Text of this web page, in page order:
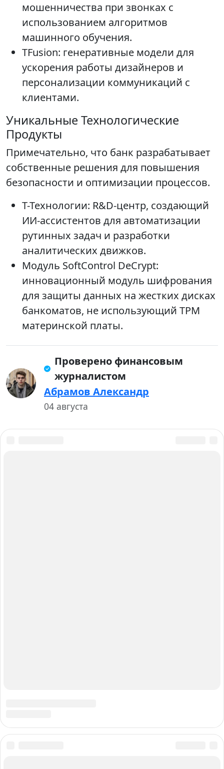
мошенничества при звонках с
использованием алгоритмов
машинного обучения.
ТFusion: генеративные модели для
ускорения работы дизайнеров и
персонализации коммуникаций с
клиентами.
Уникальные Технологические
Продукты
Примечательно, что банк разрабатывает
собственные решения для повышения
безопасности и оптимизации процессов.
Т-Технологии: R&D-центр, создающий
ИИ-ассистентов для автоматизации
рутинных задач и разработки
аналитических движков.
Модуль SoftControl DeCrypt:
инновационный модуль шифрования
для защиты данных на жестких дисках
банкоматов, не использующий TPM
материнской платы.
Проверено финансовым
журналистом
Абрамов Александр
04 августа